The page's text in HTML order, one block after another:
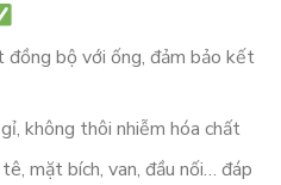
đồng bộ với ống, đảm bảo kết
không thôi nhiễm hóa chất
tê, mặt bích, van, đầu nối… đáp